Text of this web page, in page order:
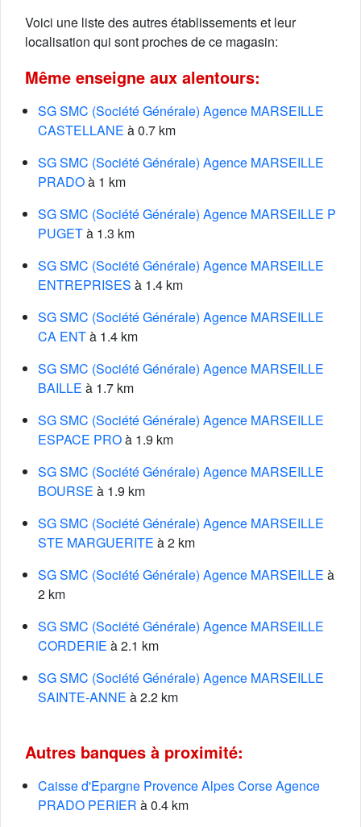
Voici une liste des autres établissements et leur
localisation qui sont proches de ce magasin:
Même enseigne aux alentours:
SG SMC (Société Générale) Agence MARSEILLE
CASTELLANE à 0.7 km
SG SMC (Société Générale) Agence MARSEILLE
PRADOà 1 km
SG SMC (Société Générale) Agence MARSEILLE P
PUGETà 1.3 km
SG SMC (Société Générale) Agence MARSEILLE
ENTREPRISES à 1.4 km
SG SMC (Société Générale) Agence MARSEILLE
CA ENTà 1.4 km
SG SMC (Société Générale) Agence MARSEILLE
BAILLE à 1.7 km
SG SMC (Société Générale) Agence MARSEILLE
ESPACE PROà 1.9 km
SG SMC (Société Générale) Agence MARSEILLE
BOURSE à 1.9 km
SG SMC (Société Générale) Agence MARSEILLE
STE MARGUERITE à 2 km
SG SMC (Société Générale) Agence MARSEILLE à
2 km
SG SMC (Société Générale) Agence MARSEILLE
CORDERIE à 2.1 km
SG SMC (Société Générale) Agence MARSEILLE
SAINTE-ANNE à 2.2 km
Autres banques à proximité:
Caisse d'Epargne Provence Alpes Corse Agence
PRADO PERIER à 0.4 km